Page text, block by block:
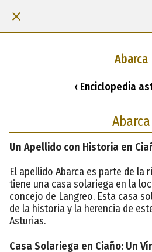
Abarca
‹ Enciclopedia
Abarca
Un Apellido con Historia en
El apellido Abarca es parte de la
tiene una casa solariega en la
concejo de Langreo. Esta casa
de la historia y la herencia de
Asturias.
Casa Solariega en Ciaño: Un